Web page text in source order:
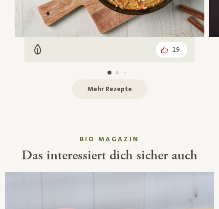
Vegetarisch 19
Mehr Rezepte
BIO MAGAZIN
Das interessiert dich sicher auch